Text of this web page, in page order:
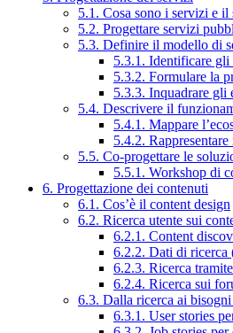
5.1. Cosa sono i servizi e il
5.2. Progettare servizi
5.3. Definire il modello di
5.3.1. Identificare
5.3.2. Formulare la
5.3.3. Inquadrare gli
5.4. Descrivere il
5.4.1. Mappare
5.4.2.
5.5. Co-progettare le
5.5.1. Workshop di
6. Progettazione dei contenuti
6.1. Cos’è il content design
6.2. Ricerca utente sui
6.2.1. Content
6.2.2. Dati di ricerca
6.2.3. Ricerca
6.2.4. Ricerca sui
6.3. Dalla ricerca ai
6.3.1. User stories